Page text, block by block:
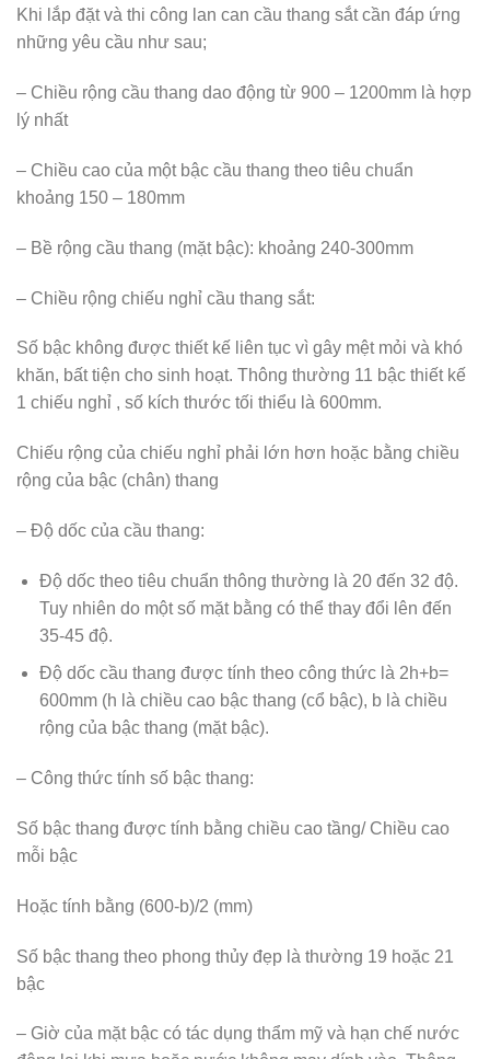
Khi lắp đặt và thi công lan can cầu thang sắt cần đáp ứng
những yêu cầu như sau;
– Chiều rộng cầu thang dao động từ 900 – 1200mm là hợp
lý nhất
– Chiều cao của một bậc cầu thang theo tiêu chuẩn
khoảng 150 – 180mm
– Bề rộng cầu thang (mặt bậc): khoảng 240-300mm
– Chiều rộng chiếu nghỉ cầu thang sắt:
Số bậc không được thiết kế liên tục vì gây mệt mỏi và khó
khăn, bất tiện cho sinh hoạt. Thông thường 11 bậc thiết kế
1 chiếu nghỉ , số kích thước tối thiểu là 600mm.
Chiếu rộng của chiếu nghỉ phải lớn hơn hoặc bằng chiều
rộng của bậc (chân) thang
– Độ dốc của cầu thang:
Độ dốc theo tiêu chuẩn thông thường là 20 đến 32 độ.
Tuy nhiên do một số mặt bằng có thể thay đổi lên đến
35-45 độ.
Độ dốc cầu thang được tính theo công thức là 2h+b=
600mm (h là chiều cao bậc thang (cổ bậc), b là chiều
rộng của bậc thang (mặt bậc).
– Công thức tính số bậc thang:
Số bậc thang được tính bằng chiều cao tầng/ Chiều cao
mỗi bậc
Hoặc tính bằng (600-b)/2 (mm)
Số bậc thang theo phong thủy đẹp là thường 19 hoặc 21
bậc
– Giờ của mặt bậc có tác dụng thẩm mỹ và hạn chế nước